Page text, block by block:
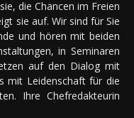
die Chancen im Freien
sie auf. Wir sind für Sie
und hören mit beiden
in Seminaren
auf den Dialog mit
mit Leidenschaft für die
Ihre Chefredakteurin